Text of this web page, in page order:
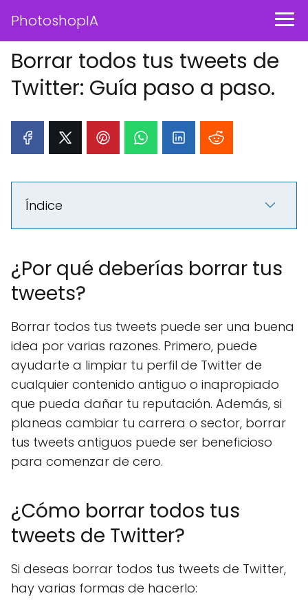
PhotoshopIA
Borrar todos tus tweets de
Twitter: Guía paso a paso.
Índice
¿Por qué deberías borrar tus
tweets?
Borrar todos tus tweets puede ser una buena
idea por varias razones. Primero, puede
ayudarte a limpiar tu perfil de Twitter de
cualquier contenido antiguo o inapropiado
que pueda dañar tu reputación. Además, si
planeas cambiar tu carrera o sector, borrar
tus tweets antiguos puede ser beneficioso
para comenzar de cero.
¿Cómo borrar todos tus
tweets de Twitter?
Si deseas borrar todos tus tweets de Twitter,
hay varias formas de hacerlo: